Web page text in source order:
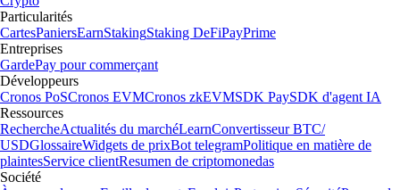
Particularités
CartesPaniersEarnStakingStaking DeFiPayPrime
Entreprises
GardePay pour commerçant
Développeurs
Cronos PoSCronos EVMCronos zkEVMSDK PaySDK d'agent IA
Ressources
RechercheActualités du marchéLearnConvertisseur BTC/
USDGlossaireWidgets de prixBot telegramPolitique en matière de
plaintesService clientResumen de criptomonedas
Société